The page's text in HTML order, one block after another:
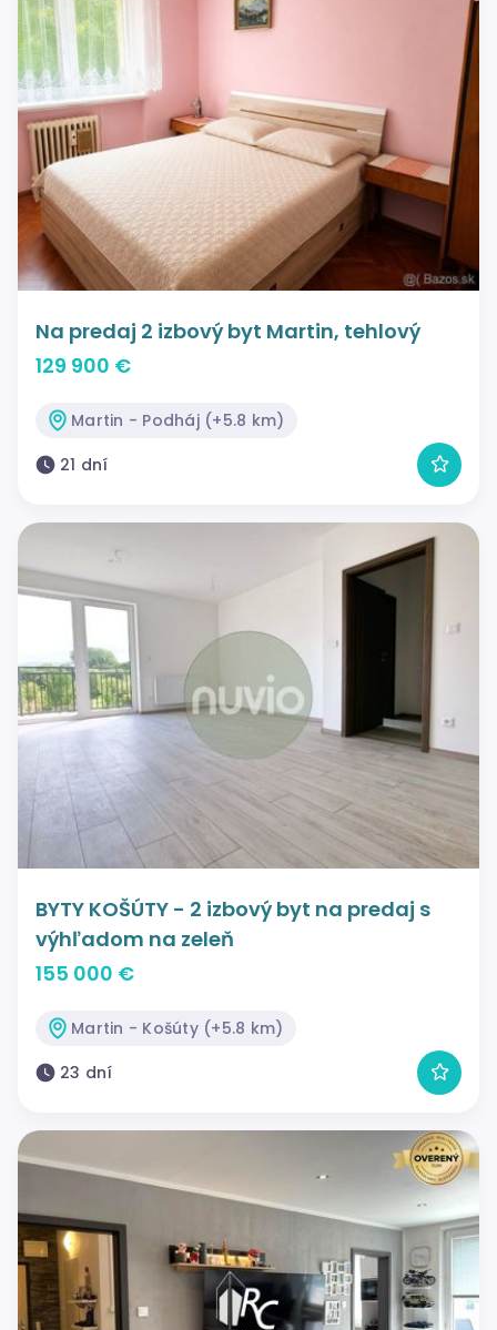
Na predaj 2 izbový byt Martin, tehlový
129 900 €
Martin - Podháj (+5.8 km)
21 dní
BYTY KOŠÚTY - 2 izbový byt na predaj s
výhľadom na zeleň
155 000 €
Martin - Košúty (+5.8 km)
23 dní